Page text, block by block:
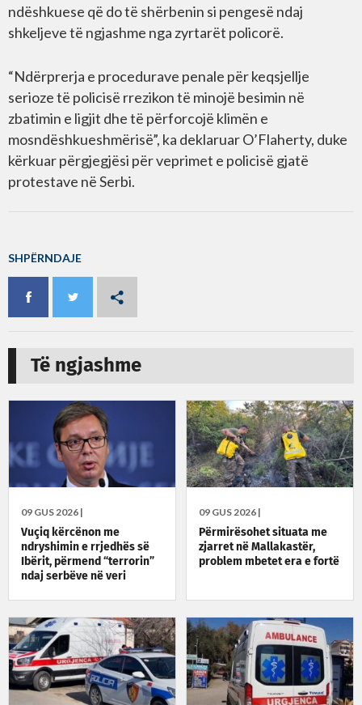
ndëshkuese që do të shërbenin si pengesë ndaj
shkeljeve të ngjashme nga zyrtarët policorë.
“Ndërprerja e procedurave penale për keqsjellje
serioze të policisë rrezikon të minojë besimin në
zbatimin e ligjit dhe të përforcojë klimën e
mosndëshkueshmërisë”, ka deklaruar O’Flaherty, duke
kërkuar përgjegjësi për veprimet e policisë gjatë
protestave në Serbi.
SHPËRNDAJE
Të ngjashme
09 GUS 2026 |
Vuçiq kërcënon me
ndryshimin e rrjedhës së
Ibërit, përmend “terrorin”
ndaj serbëve në veri
09 GUS 2026 |
Përmirësohet situata me
zjarret në Mallakastër,
problem mbetet era e fortë